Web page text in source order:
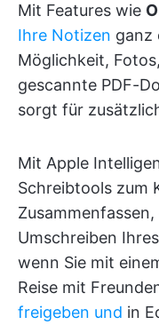
Mit Features wie
Ihre Notizen ganz
Möglichkeit,
gescannte PDF-
sorgt für
Mit Apple
Schreibtools zum
Umschreiben
wenn Sie mit
Reise mit
freigeben und in